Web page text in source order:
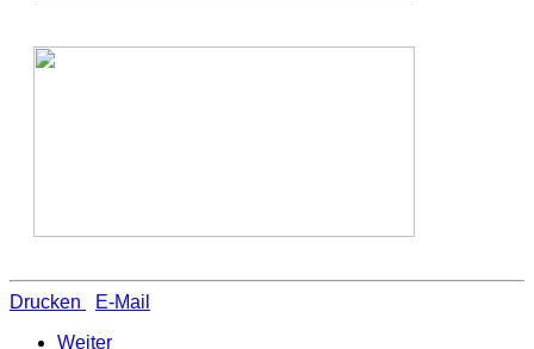
Drucken
E-Mail
Weiter